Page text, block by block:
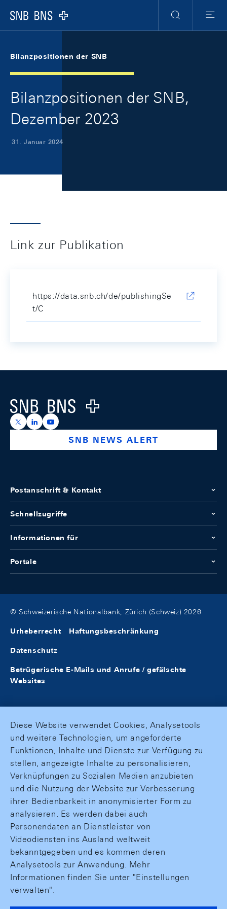
Logo
Suche
Menu
Bilanzpositionen der SNB
Bilanzpositionen der SNB,
Dezember 2023
31. Januar 2024
Link zur Publikation
https://data.snb.ch/de/publishingSe
t/C
Logo
https://x.com/snb_bns
https://ch.linkedin.com/company/swiss-national-
https://www.youtube.com/@swissnationalbank
SNB NEWS ALERT
Postanschrift & Kontakt
Schnellzugriffe
Informationen für
Portale
© Schweizerische Nationalbank, Zürich (Schweiz) 2026
Urheberrecht Haftungsbeschränkung
Datenschutz
Betrügerische E-Mails und Anrufe / gefälschte
Websites
Diese Website verwendet Cookies, Analysetools
und weitere Technologien, um angeforderte
Funktionen, Inhalte und Dienste zur Verfügung zu
stellen, angezeigte Inhalte zu personalisieren,
Verknüpfungen zu Sozialen Medien anzubieten
und die Nutzung der Website zur Verbesserung
ihrer Bedienbarkeit in anonymisierter Form zu
analysieren. Es werden dabei auch
Personendaten an Dienstleister von
Videodiensten ins Ausland weltweit
bekanntgegeben und es kommen deren
Analysetools zur Anwendung. Mehr
Informationen finden Sie unter "Einstellungen
verwalten".